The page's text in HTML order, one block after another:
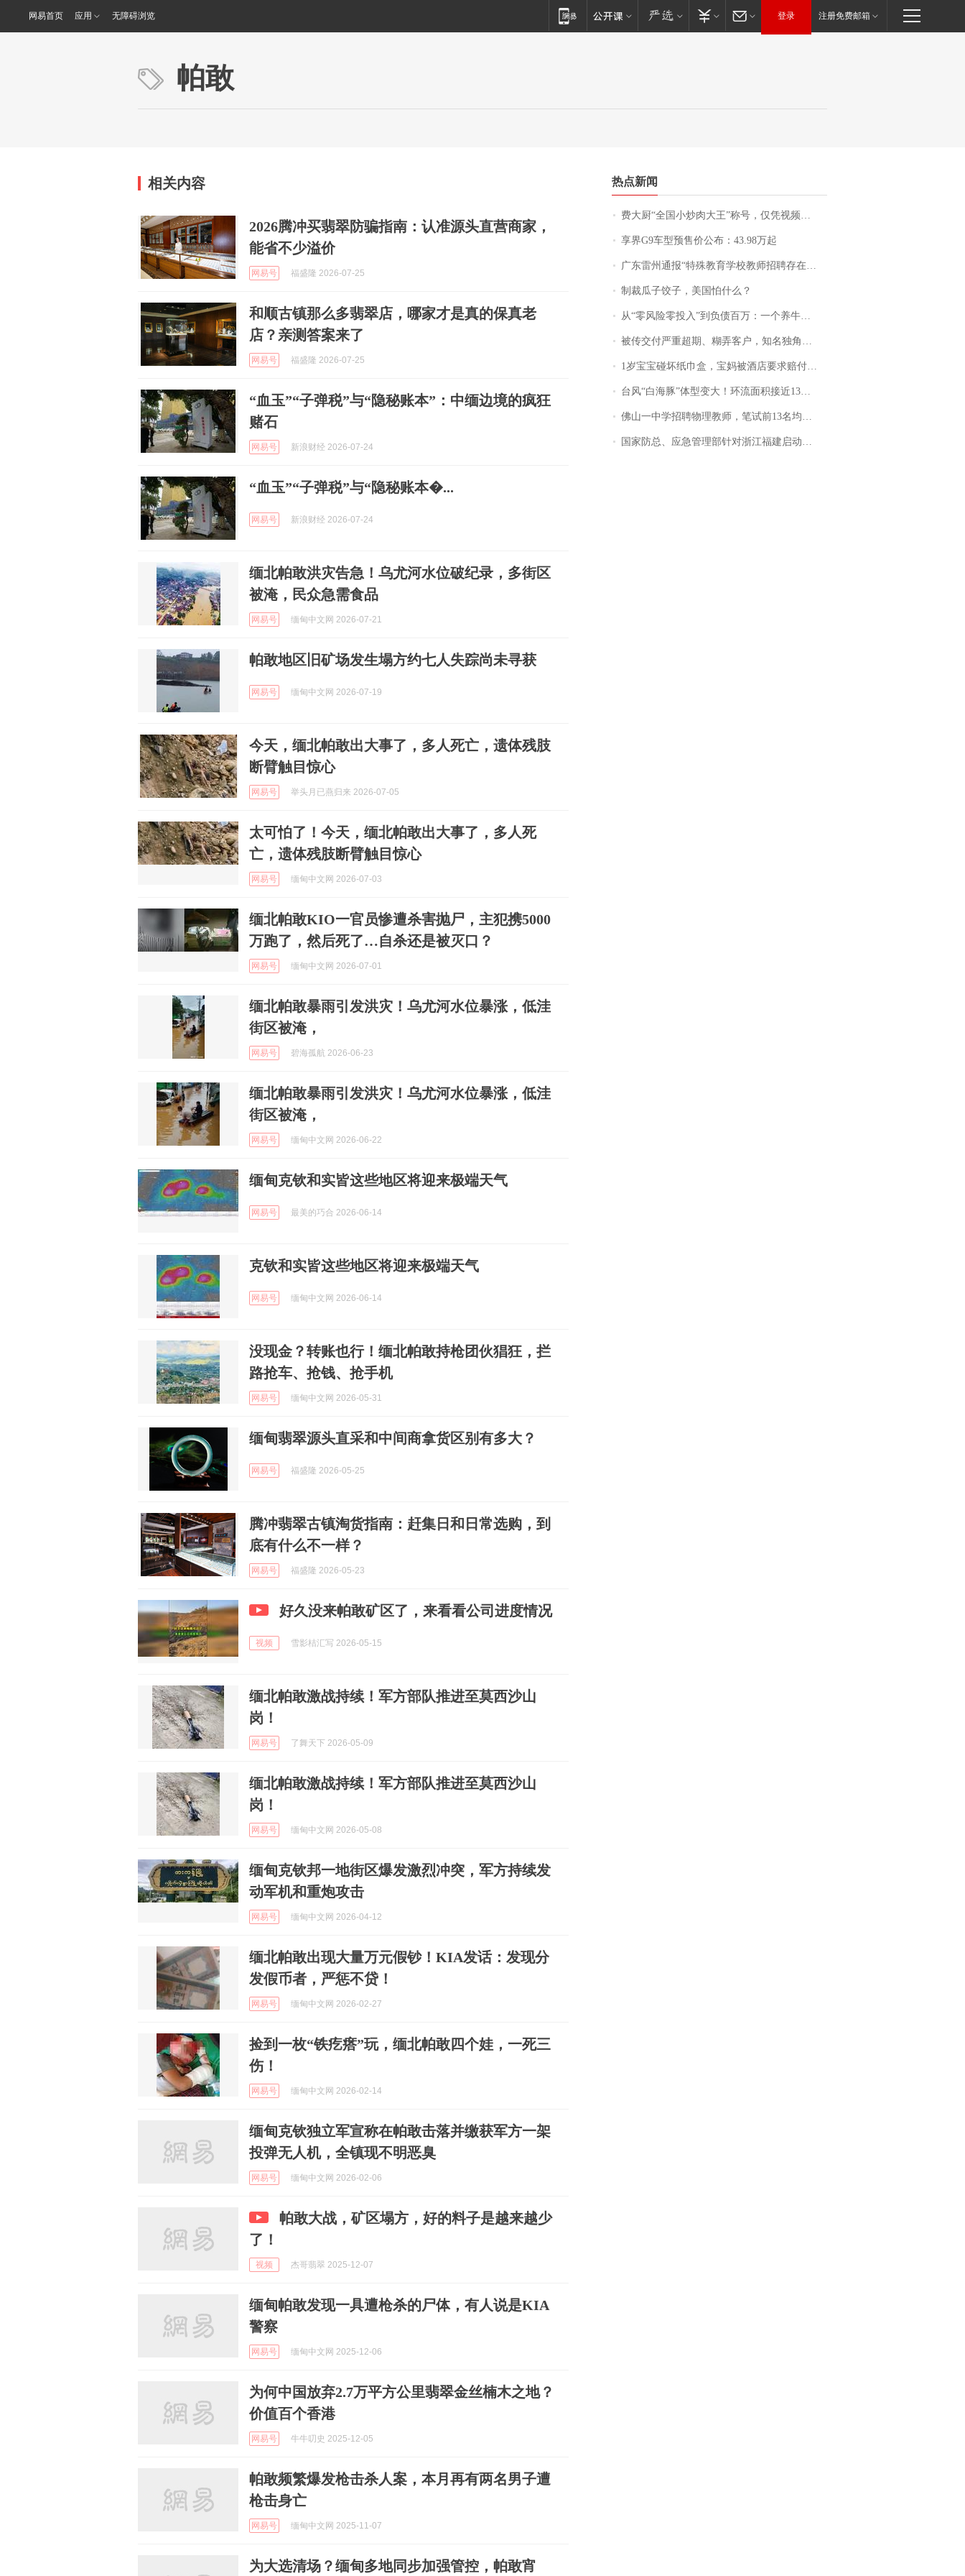
网易首页 应用 无障碍浏览 登录 注册免费邮箱
帕敢
相关内容
2026腾冲买翡翠防骗指南：认准源头直营商家，
能省不少溢价
网易号 福盛隆 2026-07-25
和顺古镇那么多翡翠店，哪家才是真的保真老
店？亲测答案来了
网易号 福盛隆 2026-07-25
“血玉”“子弹税”与“隐秘账本”：中缅边境的疯狂
赌石
网易号 新浪财经 2026-07-24
“血玉”“子弹税”与“隐秘账本�...
网易号 新浪财经 2026-07-24
缅北帕敢洪灾告急！乌尤河水位破纪录，多街区
被淹，民众急需食品
网易号 缅甸中文网 2026-07-21
帕敢地区旧矿场发生塌方约七人失踪尚未寻获
网易号 缅甸中文网 2026-07-19
今天，缅北帕敢出大事了，多人死亡，遗体残肢
断臂触目惊心
网易号 举头月已燕归来 2026-07-05
太可怕了！今天，缅北帕敢出大事了，多人死
亡，遗体残肢断臂触目惊心
网易号 缅甸中文网 2026-07-03
缅北帕敢KIO一官员惨遭杀害抛尸，主犯携5000
万跑了，然后死了…自杀还是被灭口？
网易号 缅甸中文网 2026-07-01
缅北帕敢暴雨引发洪灾！乌尤河水位暴涨，低洼
街区被淹，
网易号 碧海孤航 2026-06-23
缅北帕敢暴雨引发洪灾！乌尤河水位暴涨，低洼
街区被淹，
网易号 缅甸中文网 2026-06-22
缅甸克钦和实皆这些地区将迎来极端天气
网易号 最美的巧合 2026-06-14
克钦和实皆这些地区将迎来极端天气
网易号 缅甸中文网 2026-06-14
没现金？转账也行！缅北帕敢持枪团伙猖狂，拦
路抢车、抢钱、抢手机
网易号 缅甸中文网 2026-05-31
缅甸翡翠源头直采和中间商拿货区别有多大？
网易号 福盛隆 2026-05-25
腾冲翡翠古镇淘货指南：赶集日和日常选购，到
底有什么不一样？
网易号 福盛隆 2026-05-23
好久没来帕敢矿区了，来看看公司进度情况
视频 雪影桔汇写 2026-05-15
缅北帕敢激战持续！军方部队推进至莫西沙山
岗！
网易号 了舞天下 2026-05-09
缅北帕敢激战持续！军方部队推进至莫西沙山
岗！
网易号 缅甸中文网 2026-05-08
缅甸克钦邦一地街区爆发激烈冲突，军方持续发
动军机和重炮攻击
网易号 缅甸中文网 2026-04-12
缅北帕敢出现大量万元假钞！KIA发话：发现分
发假币者，严惩不贷！
网易号 缅甸中文网 2026-02-27
捡到一枚“铁疙瘩”玩，缅北帕敢四个娃，一死三
伤！
网易号 缅甸中文网 2026-02-14
缅甸克钦独立军宣称在帕敢击落并缴获军方一架
投弹无人机，全镇现不明恶臭
网易号 缅甸中文网 2026-02-06
帕敢大战，矿区塌方，好的料子是越来越少
了！
视频 杰哥翡翠 2025-12-07
缅甸帕敢发现一具遭枪杀的尸体，有人说是KIA
警察
网易号 缅甸中文网 2025-12-06
为何中国放弃2.7万平方公里翡翠金丝楠木之地？
价值百个香港
网易号 牛牛叨史 2025-12-05
帕敢频繁爆发枪击杀人案，本月再有两名男子遭
枪击身亡
网易号 缅甸中文网 2025-11-07
为大选清场？缅甸多地同步加强管控，帕敢宵
热点新闻
费大厨“全国小炒肉大王”称号，仅凭视频评出？中国烹饪协会回应
享界G9车型预售价公布：43.98万起
广东雷州通报“特殊教育学校教师招聘存在违规行为”：已启动问责程序 副校长被停职
制裁瓜子饺子，美国怕什么？
从“零风险零投入”到负债百万：一个养牛项目崩盘后，谁该为农户的贷款买单丨红星调查
被传交付严重超期、糊弄客户，知名独角兽车企创始人回应：都没证据，将依法采取措施，“本人长期与美国交管局保持沟通，对方表示肯定”
1岁宝宝碰坏纸巾盒，宝妈被酒店要求赔付924元！三亚一酒店回复：骨瓷定制！网友一查价格，吵翻了
台风“白海豚”体型变大！环流面积接近13个浙江那么大
佛山一中学招聘物理教师，笔试前13名均遭淘汰？教育局：已叫停招聘，成立调查组全面核查
国家防总、应急管理部针对浙江福建启动防汛防台风四级应急响应